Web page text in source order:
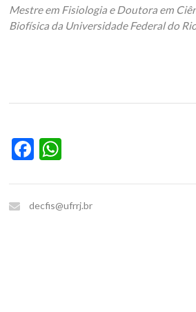
Mestre em Fisiologia e Doutora em
Biofísica da Universidade Federal do
Facebook
decfis@ufrrj.br